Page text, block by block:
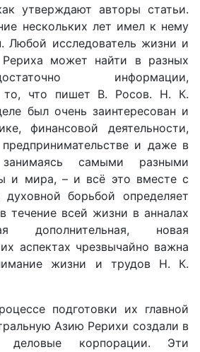
утверждают авторы статьи.
нескольких лет имел к нему
Любой исследователь жизни и
может найти в разных
информации,
то, что пишет В. Росов. Н. К.
был очень заинтересован и
финансовой деятельности,
и даже в
самыми разными
и мира, – и всё это вместе с
борьбой определяет
течение всей жизни в анналах
дополнительная, новая
аспектах чрезвычайно важна
жизни и трудов Н. К.
подготовки их главной
Азию Рерихи создали в
корпорации. Эти